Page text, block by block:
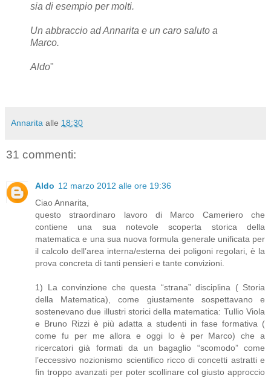
sia di esempio per molti.
Un abbraccio ad Annarita e un caro saluto a
Marco.
Aldo"
Annarita alle 18:30
31 commenti:
Aldo 12 marzo 2012 alle ore 19:36
Ciao Annarita,
questo straordinaro lavoro di Marco Cameriero che
contiene una sua notevole scoperta storica della
matematica e una sua nuova formula generale unificata per
il calcolo dell’area interna/esterna dei poligoni regolari, è la
prova concreta di tanti pensieri e tante convizioni.
1) La convinzione che questa “strana” disciplina ( Storia
della Matematica), come giustamente sospettavano e
sostenevano due illustri storici della matematica: Tullio Viola
e Bruno Rizzi è più adatta a studenti in fase formativa (
come fu per me allora e oggi lo è per Marco) che a
ricercatori già formati da un bagaglio “scomodo” come
l’eccessivo nozionismo scientifico ricco di concetti astratti e
fin troppo avanzati per poter scollinare col giusto approccio